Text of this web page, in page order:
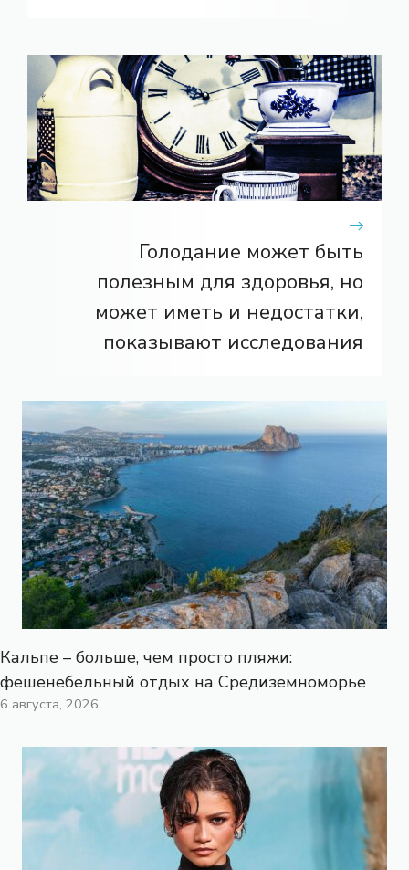
Голодание может быть
полезным для здоровья, но
может иметь и недостатки,
показывают исследования
Кальпе – больше, чем просто пляжи:
фешенебельный отдых на Средиземноморье
6 августа, 2026